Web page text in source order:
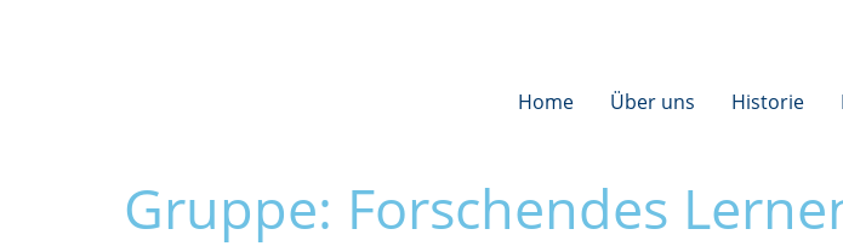
Home Über uns Historie
Gruppe: Forschendes